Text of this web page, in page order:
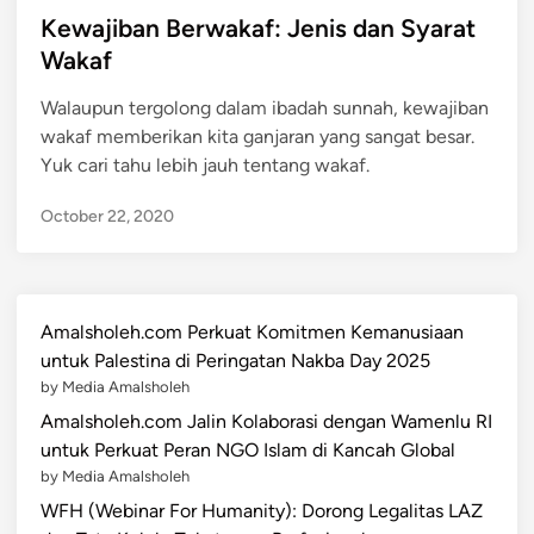
s
t
d
i
n
Kewajiban Berwakaf: Jenis dan Syarat
Wakaf
Walaupun tergolong dalam ibadah sunnah, kewajiban
wakaf memberikan kita ganjaran yang sangat besar.
Yuk cari tahu lebih jauh tentang wakaf.
October 22, 2020
Amalsholeh.com Perkuat Komitmen Kemanusiaan
untuk Palestina di Peringatan Nakba Day 2025
by Media Amalsholeh
Amalsholeh.com Jalin Kolaborasi dengan Wamenlu RI
untuk Perkuat Peran NGO Islam di Kancah Global
by Media Amalsholeh
WFH (Webinar For Humanity): Dorong Legalitas LAZ